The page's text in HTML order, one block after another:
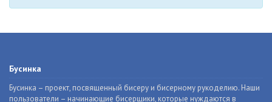
Бусинка
Бусинка – проект, посвященный бисеру и бисерному рукоделию. Наши
пользователи – начинающие бисерщики, которые нуждаются в